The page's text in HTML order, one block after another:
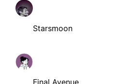
Starsmoon
Final Avenue